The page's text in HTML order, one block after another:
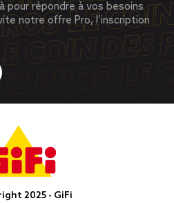
pour répondre à vos besoins
notre offre Pro, l’inscription
2025 - GiFi